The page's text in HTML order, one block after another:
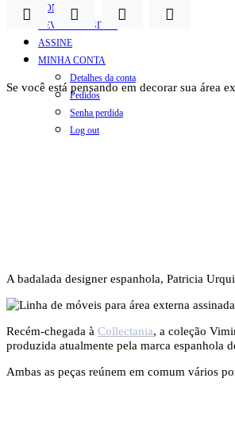
CONTATO
REVISTA DIGITAL
ASSINE
MINHA CONTA
Detalhes da conta
Pedidos
Senha perdida
Log out
Se você está pensando em decorar sua área
A badalada designer espanhola, Patricia
Recém-chegada à Collectania, a coleção
produzida atualmente pela marca espanhola
Ambas as peças reúnem em comum vários